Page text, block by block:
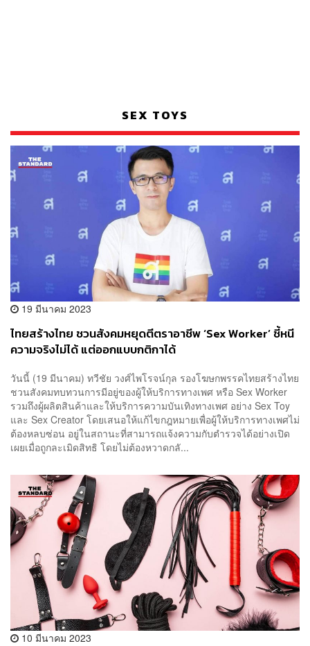
SEX TOYS
19 มีนาคม 2023
ไทยสร้างไทย ชวนสังคมหยุดตีตราอาชีพ ‘Sex Worker’ ชี้หนี
ความจริงไม่ได้ แต่ออกแบบกติกาได้
วันนี้ (19 มีนาคม) ทวีชัย วงศ์ไพโรจน์กุล รองโฆษกพรรคไทยสร้างไทย
ชวนสังคมทบทวนการมีอยู่ของผู้ให้บริการทางเพศ หรือ Sex Worker
รวมถึงผู้ผลิตสินค้าและให้บริการความบันเทิงทางเพศ อย่าง Sex Toy
และ Sex Creator โดยเสนอให้แก้ไขกฎหมายเพื่อผู้ให้บริการทางเพศไม่
ต้องหลบซ่อน อยู่ในสถานะที่สามารถแจ้งความกับตำรวจได้อย่างเปิด
เผยเมื่อถูกละเมิดสิทธิ โดยไม่ต้องหวาดกลั...
10 มีนาคม 2023